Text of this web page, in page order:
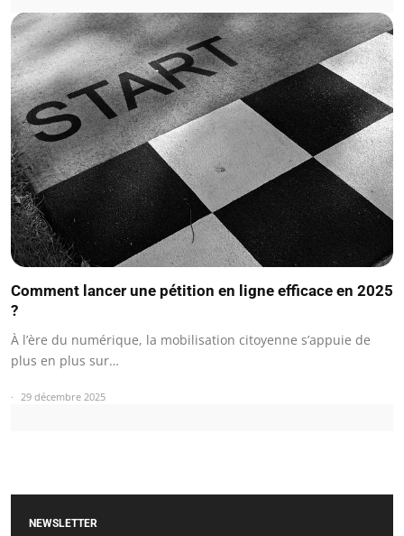
Comment lancer une pétition en ligne efficace en 2025
?
À l’ère du numérique, la mobilisation citoyenne s’appuie de
plus en plus sur…
29 décembre 2025
NEWSLETTER